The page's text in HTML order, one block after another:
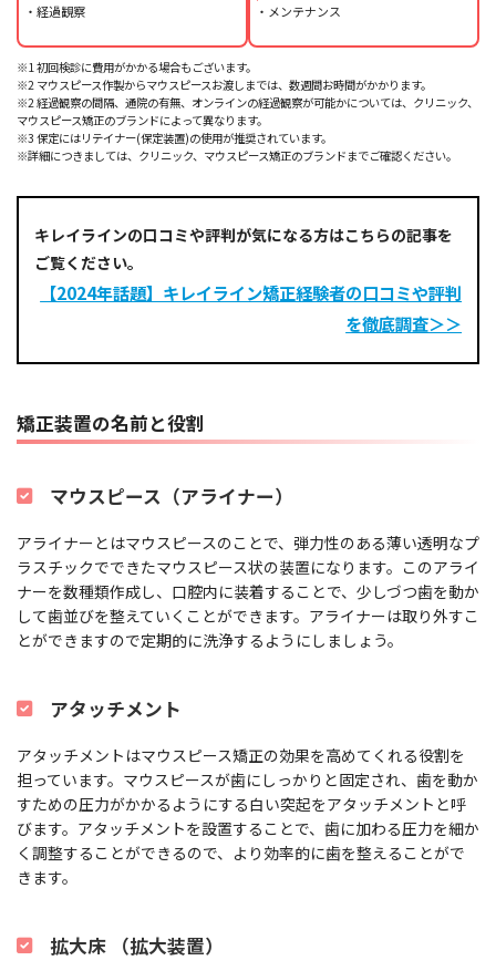
・経過観察
・メンテナンス
※1 初回検診に費用がかかる場合もございます。
※2 マウスピース作製からマウスピースお渡しまでは、数週間お時間がかかります。
※2 経過観察の間隔、通院の有無、オンラインの経過観察が可能かについては、クリニック、
マウスピース矯正のブランドによって異なります。
※3 保定にはリテイナー(保定装置)の使用が推奨されています。
※詳細につきましては、クリニック、マウスピース矯正のブランドまでご確認ください。
キレイラインの口コミや評判が気になる方はこちらの記事を
ご覧ください。
【2024年話題】キレイライン矯正経験者の口コミや評判
を徹底調査＞＞
矯正装置の名前と役割
マウスピース（アライナー）
アライナーとはマウスピースのことで、弾力性のある薄い透明なプ
ラスチックでできたマウスピース状の装置になります。このアライ
ナーを数種類作成し、口腔内に装着することで、少しづつ歯を動か
して歯並びを整えていくことができます。アライナーは取り外すこ
とができますので定期的に洗浄するようにしましょう。
アタッチメント
アタッチメントはマウスピース矯正の効果を高めてくれる役割を
担っています。マウスピースが歯にしっかりと固定され、歯を動か
すための圧力がかかるようにする白い突起をアタッチメントと呼
びます。アタッチメントを設置することで、歯に加わる圧力を細か
く調整することができるので、より効率的に歯を整えることがで
きます。
拡大床 （拡大装置）